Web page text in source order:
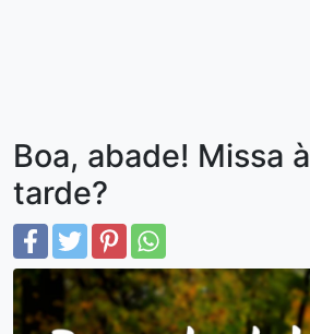
Boa, abade! Missa à
tarde?